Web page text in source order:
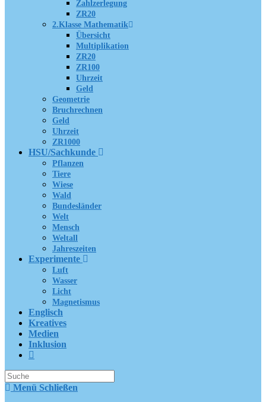
Zahlzerlegung
ZR20
2.Klasse Mathematik
Übersicht
Multiplikation
ZR20
ZR100
Uhrzeit
Geld
Geometrie
Bruchrechnen
Geld
Uhrzeit
ZR1000
HSU/Sachkunde
Pflanzen
Tiere
Wiese
Wald
Bundesländer
Welt
Mensch
Weltall
Jahreszeiten
Experimente
Luft
Wasser
Licht
Magnetismus
Englisch
Kreatives
Medien
Inklusion
Suche
nach:
Menü Schließen